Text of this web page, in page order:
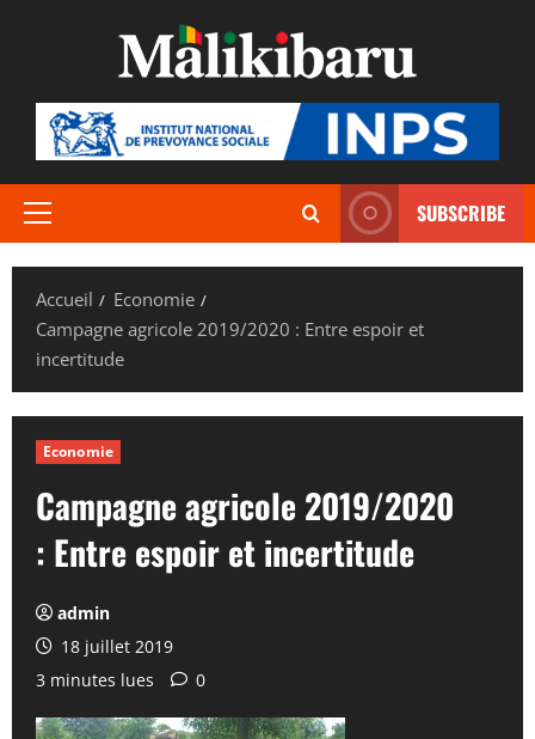
Menu
SUBSCRIBE
Accueil
Economie
Campagne agricole 2019/2020 : Entre espoir et
incertitude
Economie
Campagne agricole 2019/2020
: Entre espoir et incertitude
admin
18 juillet 2019
3 minutes lues
0